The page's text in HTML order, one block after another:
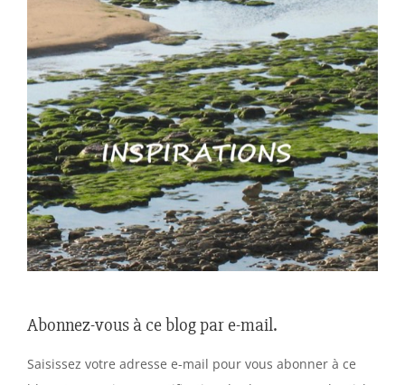
Abonnez-vous à ce blog par e-mail.
Saisissez votre adresse e-mail pour vous abonner à ce